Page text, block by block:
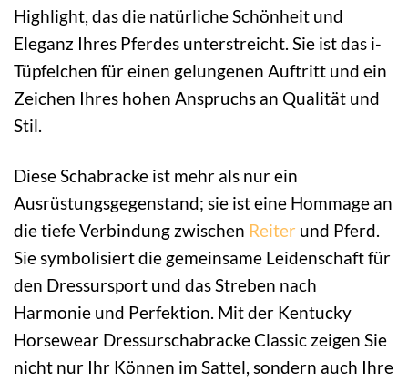
Highlight, das die natürliche Schönheit und
Eleganz Ihres Pferdes unterstreicht. Sie ist das i-
Tüpfelchen für einen gelungenen Auftritt und ein
Zeichen Ihres hohen Anspruchs an Qualität und
Stil.
Diese Schabracke ist mehr als nur ein
Ausrüstungsgegenstand; sie ist eine Hommage an
die tiefe Verbindung zwischen Reiter und Pferd.
Sie symbolisiert die gemeinsame Leidenschaft für
den Dressursport und das Streben nach
Harmonie und Perfektion. Mit der Kentucky
Horsewear Dressurschabracke Classic zeigen Sie
nicht nur Ihr Können im Sattel, sondern auch Ihre